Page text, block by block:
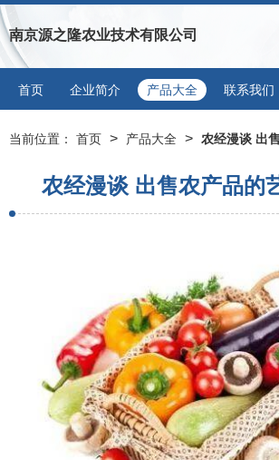
南京源之隆农业技术有限公司
首页 企业简介 产品大全 联系我们
当前位置： 首页 > 产品大全 > 农经漫谈 出
农经漫谈 出售农产品的